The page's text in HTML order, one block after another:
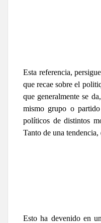
Esta referencia,
que recae sobre el
que generalmente se
mismo grupo o
políticos de distintos
Tanto de una tendencia,
Esto ha devenido en